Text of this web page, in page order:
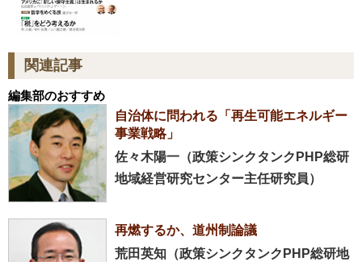
関連記事
編集部のおすすめ
自治体に問われる「再生可能エネルギー
事業戦略」
佐々木陽一（政策シンクタンクPHP総研
地域経営研究センター主任研究員）
再燃するか、道州制論議
荒田英知（政策シンクタンクPHP総研地